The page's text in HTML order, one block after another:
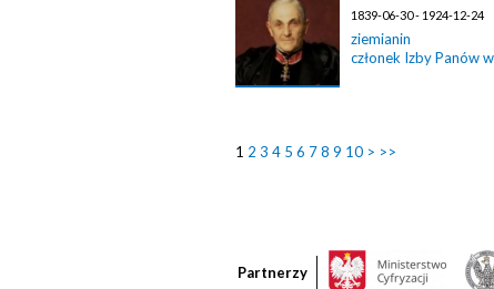
1839-06-30 - 1924-12-24
ziemianin
członek Izby Panów
1 2 3 4 5 6 78 9 10 > >>
Partnerzy